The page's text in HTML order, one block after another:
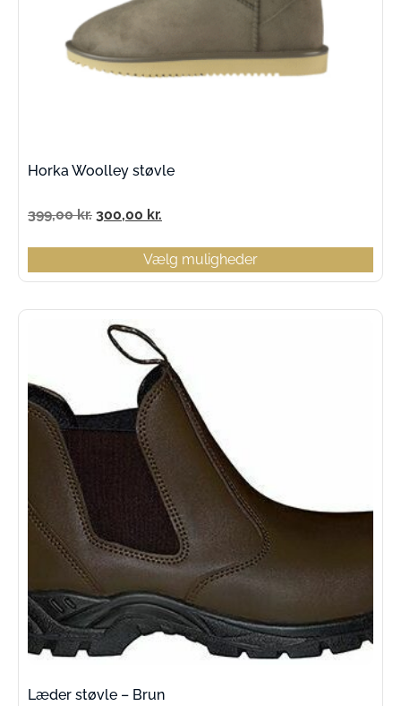
Horka Woolley støvle
399,00kr. 300,00 kr.
Vælg muligheder
Læder støvle – Brun